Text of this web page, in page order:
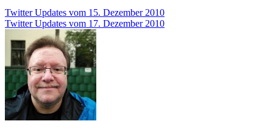
Beitragsnavigation
Twitter Updates vom 15. Dezember 2010
Twitter Updates vom 17. Dezember 2010